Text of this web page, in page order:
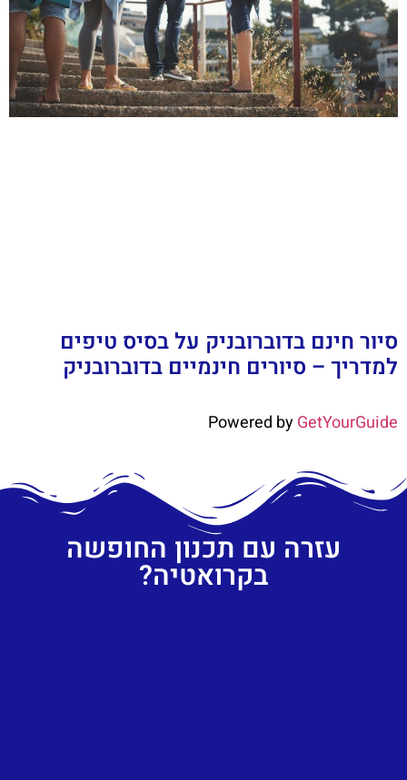
סיור חינם בדוברובניק על בסיס טיפים
למדריך – סיורים חינמיים בדוברובניק
Powered byGetYourGuide
עזרה עם תכנון החופשה
בקרואטיה?